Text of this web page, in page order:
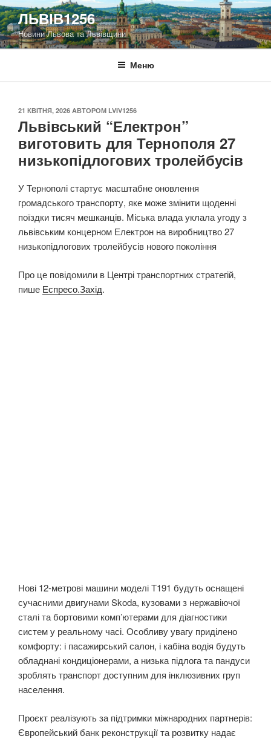
Перейти
до
вмісту
ЛЬВІВ1256
Новини Львова та Львівщини
Меню
ОПУБЛІКОВАНО
21 КВІТНЯ, 2026 АВТОРОМ LVIV1256
Львівський “Електрон”
виготовить для Тернополя 27
низькопідлогових тролейбусів
У Тернополі стартує масштабне оновлення
громадського транспорту, яке може змінити щоденні
поїздки тисяч мешканців. Міська влада уклала угоду з
львівським концерном Електрон на виробництво 27
низькопідлогових тролейбусів нового покоління
Про це повідомили в Центрі транспортних стратегій,
пише Еспресо.Захід.
Нові 12-метрові машини моделі Т191 будуть оснащені
сучасними двигунами Skoda, кузовами з нержавіючої
сталі та бортовими комп’ютерами для діагностики
систем у реальному часі. Особливу увагу приділено
комфорту: і пасажирський салон, і кабіна водія будуть
обладнані кондиціонерами, а низька підлога та пандуси
зроблять транспорт доступним для інклюзивних груп
населення.
Проєкт реалізують за підтримки міжнародних партнерів:
Європейський банк реконструкції та розвитку надає